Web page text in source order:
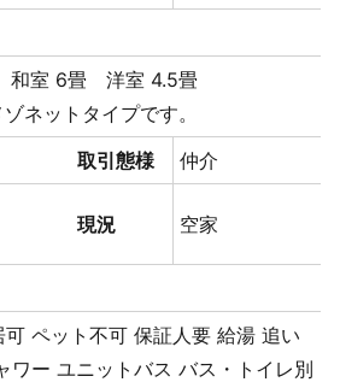
和室 6畳
洋室 4.5畳
ネットタイプです。
取引態様
仲介
現況 空家
可 ペット不可 保証人要 給湯 追い
ワー ユニットバス バス・トイレ別